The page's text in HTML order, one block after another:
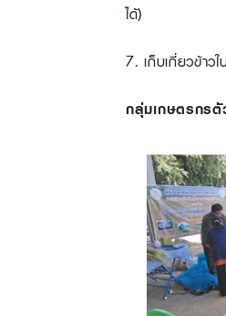
ได้)
7. เก็บเกี่ยวข้าว
กลุ่มเกษตรกรตั